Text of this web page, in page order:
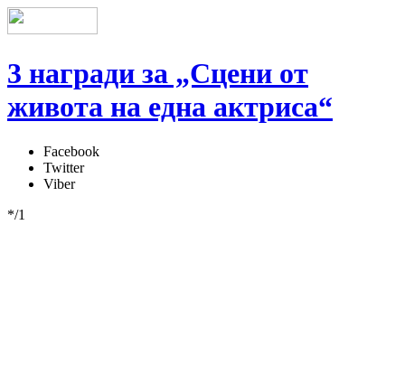
3 награди за „Сцени от
живота на една актриса“
Facebook
Twitter
Viber
*/1